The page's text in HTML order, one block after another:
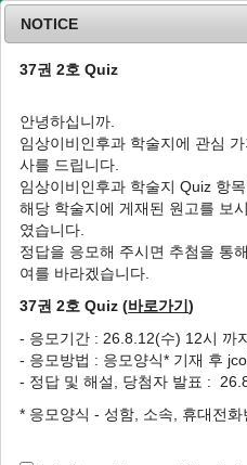
J Clin Otolaryngol Head Neck Surg
26(1 ): 112-116
pISSN: 1225-0244, eISSN: 2713-833X
DOI:https://doi.org/10.35420/
증례
경부 결핵성 림프절염으
서 발생한 다발성 신경초
김영준1 ,송준웅1,이형신1 , 김성원1, *
The Multiple
Tuberculosis
NOTICE
37권 2호 Quiz
안녕하십니까.
임상이비인후과 학술지에 관심
사를 드립니다.
임상이비인후과 학술지 Quiz 항
해당 학술지에 게재된 원고를 보
였습니다.
정답을 응모해 주시면 추첨을 통
여를 바라겠습니다.
37권 2호 Quiz (바로가기)
- 응모기간 : 26.8.12(수) 12시 까
- 응모방법 : 응모양식* 기재 후
- 정답 및 해설, 당첨자 발표 :
* 응모양식 - 성함, 소속, 휴대전